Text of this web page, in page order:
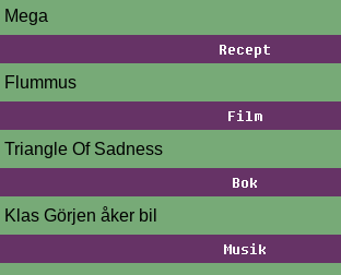
Mega
Recept
Flummus
Film
Triangle Of Sadness
Bok
Klas Görjen åker bil
Musik